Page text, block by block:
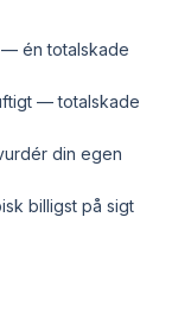
én totalskade
— totalskade
din egen
billigst på sigt